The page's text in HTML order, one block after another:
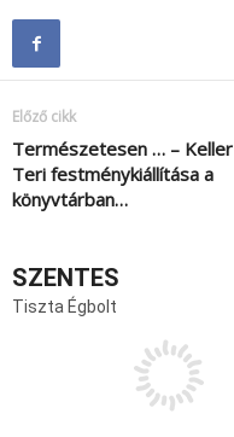
Előző cikk
Természetesen … – Keller
Teri festménykiállítása a
könyvtárban…
SZENTES
Tiszta Égbolt